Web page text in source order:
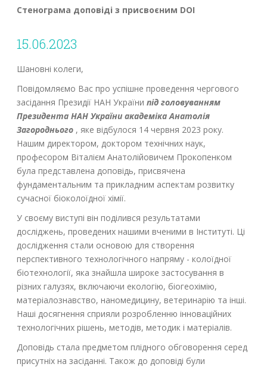
Стенограма доповіді з присвоєним DOI
15.06.2023
Шановні колеги,
Повідомляємо Вас про успішне проведення чергового
засідання Президії НАН Українипід головуванням
Президента НАН України академіка Анатолія
Загороднього , яке відбулося 14 червня 2023 року.
Нашим директором, доктором технічних наук,
професором Віталієм Анатолійовичем Прокопенком
була представлена доповідь, присвячена
фундаментальним та прикладним аспектам розвитку
сучасної біоколоїдної хімії.
У своєму виступі він поділився результатами
досліджень, проведених нашими вченими в Інституті. Ці
дослідження стали основою для створення
перспективного технологічного напряму - колоїдної
біотехнології, яка знайшла широке застосування в
різних галузях, включаючи екологію, біогеохімію,
матеріалознавство, наномедицину, ветеринарію та інші.
Наші досягнення сприяли розробленню інноваційних
технологічних рішень, методів, методик і матеріалів.
Доповідь стала предметом плідного обговорення серед
присутніх на засіданні. Також до доповіді були